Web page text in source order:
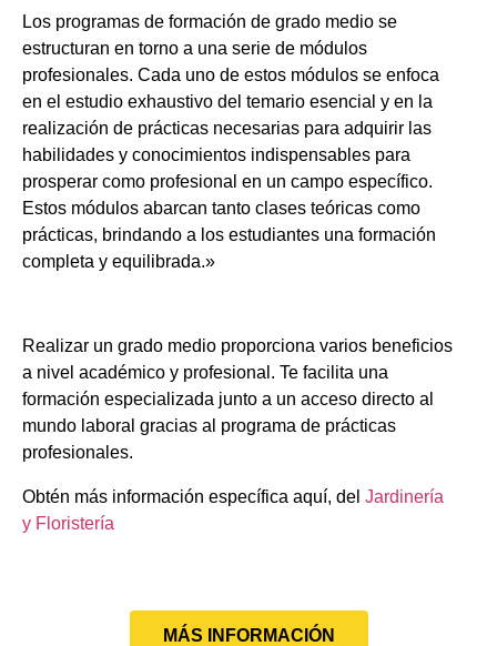
Los programas de formación de grado medio se
estructuran en torno a una serie de módulos
profesionales. Cada uno de estos módulos se enfoca
en el estudio exhaustivo del temario esencial y en la
realización de prácticas necesarias para adquirir las
habilidades y conocimientos indispensables para
prosperar como profesional en un campo específico.
Estos módulos abarcan tanto clases teóricas como
prácticas, brindando a los estudiantes una formación
completa y equilibrada.»
Realizar un grado medio proporciona varios beneficios
a nivel académico y profesional. Te facilita una
formación especializada junto a un acceso directo al
mundo laboral gracias al programa de prácticas
profesionales.
Obtén más información específica aquí, del Jardinería
y Floristería
MÁS INFORMACIÓN